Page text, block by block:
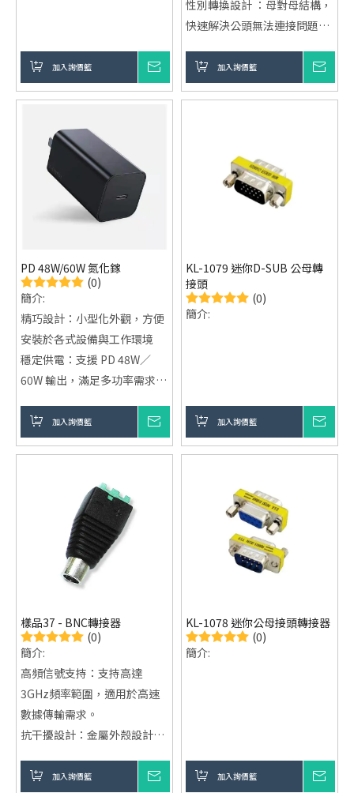
加入詢價籃
性別轉換設計 ：母對母結構，
快速解決公頭無法連接問題
與訊號穩定輸出
加入詢價籃
PD 48W/60W 氮化鎵
(0)
簡介:
精巧設計：小型化外觀，方便
安裝於各式設備與工作環境
穩定供電：支援 PD 48W／
60W 輸出，滿足多功率需求
與結構穩定性
彈性應用：適合工業、商用與
加入詢價籃
KL-1079 迷你D-SUB 公母轉
接頭
(0)
簡介:
加入詢價籃
樣品37 - BNC轉接器
(0)
簡介:
高頻信號支持：支持高達
3GHz頻率範圍，適用於高速
數據傳輸需求。
抗干擾設計：金屬外殼設計，
穩定傳輸。
加入詢價籃
KL-1078 迷你公母接頭轉接器
(0)
簡介:
加入詢價籃